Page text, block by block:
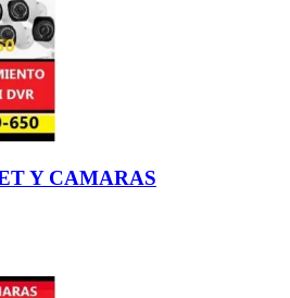
Y CAMARAS